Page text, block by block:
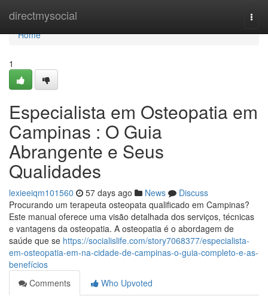
directmysocial
Home
Home
1
Especialista em Osteopatia em
Campinas : O Guia
Abrangente e Seus
Qualidades
lexieeiqm101560 57 days ago News
Discuss
Procurando um terapeuta osteopata qualificado em Campinas?
Este manual oferece uma visão detalhada dos serviços, técnicas
e vantagens da osteopatia. A osteopatia é o abordagem de
saúde que se https://socialislife.com/story7068377/especialista-
em-osteopatia-em-na-cidade-de-campinas-o-guia-completo-e-as-
benefícios
Comments
Who Upvoted